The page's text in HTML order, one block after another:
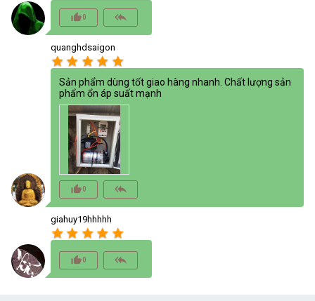
thumb_up_alt0 reply_all
quanghdsaigon
star star star star star
Sản phẩm dùng tốt giao hàng nhanh. Chất lượng sản
phẩm ổn áp suất mạnh
thumb_up_alt0 reply_all
giahuy19hhhhh
star star star star star
thumb_up_alt0 reply_all